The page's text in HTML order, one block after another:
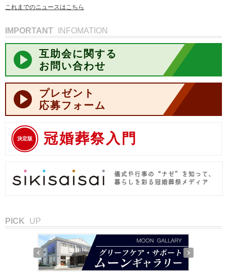
これまでのニュースはこちら
IMPORTANT INFOMATION
互助会に関する
お問い合わせ
プレゼント
応募フォーム
決定版 冠婚葬祭入門
PICK UP